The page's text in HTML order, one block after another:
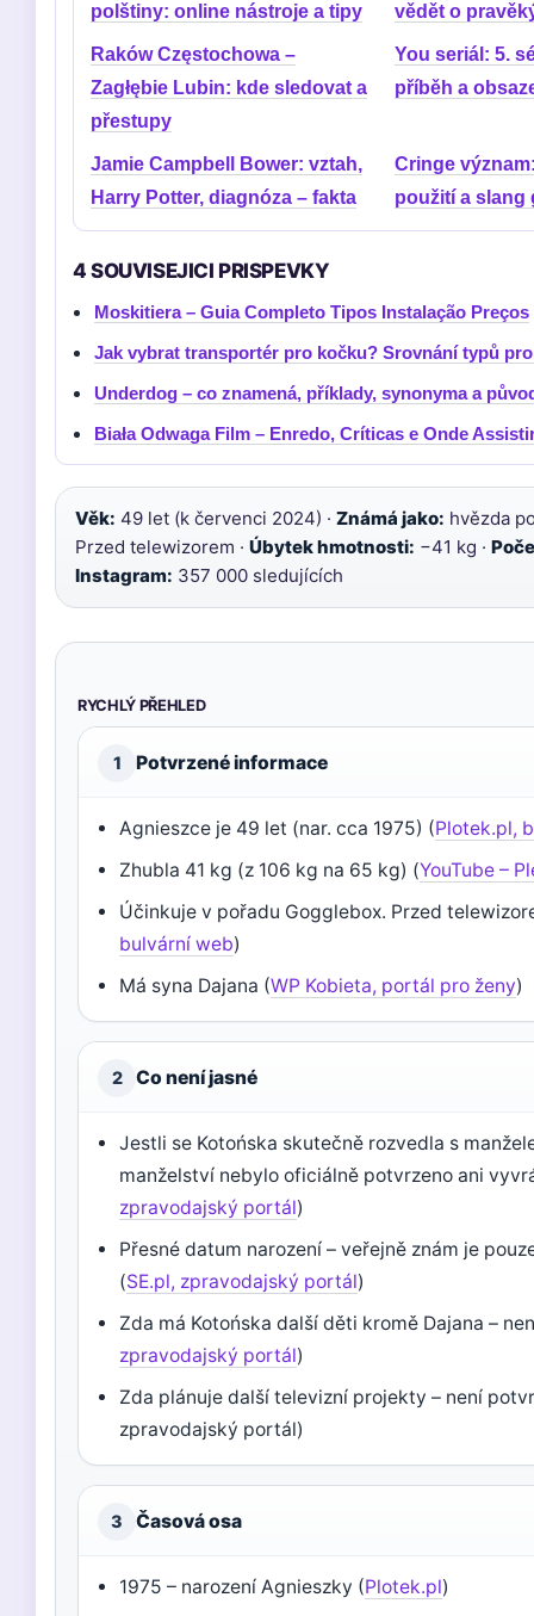
polštiny: online nástroje a tipy
vědět o
Raków Częstochowa –
Zagłębie Lubin: kde sledovat a
přestupy
You seriál: 5.
příběh a
Jamie Campbell Bower: vztah,
Harry Potter, diagnóza – fakta
Cringe
použití a slang
4 SOUVISEJICI PRISPEVKY
Moskitiera – Guia Completo Tipos Instalação Preços
Jak vybrat transportér pro kočku? Srovnání typů pro
Underdog – co znamená, příklady, synonyma a
Biała Odwaga Film – Enredo, Críticas e Onde
Věk: 49 let (k červenci 2024) · Známá jako: hvězda
Przed telewizorem · Úbytek hmotnosti: −41 kg ·
Instagram: 357 000 sledujících
RYCHLÝ PŘEHLED
1 Potvrzené informace
Agnieszce je 49 let (nar. cca 1975) (Plotek.pl,
Zhubla 41 kg (z 106 kg na 65 kg) (YouTube –
Účinkuje v pořadu Gogglebox. Przed
bulvární web)
Má syna Dajana (WP Kobieta, portál pro ženy)
2 Co není jasné
Jestli se Kotońska skutečně rozvedla s
manželství nebylo oficiálně potvrzeno ani
zpravodajský portál)
Přesné datum narození – veřejně znám je
(SE.pl, zpravodajský portál)
Zda má Kotońska další děti kromě Dajana –
zpravodajský portál)
Zda plánuje další televizní projekty – není
zpravodajský portál)
3 Časová osa
1975 – narození Agnieszky (Plotek.pl)